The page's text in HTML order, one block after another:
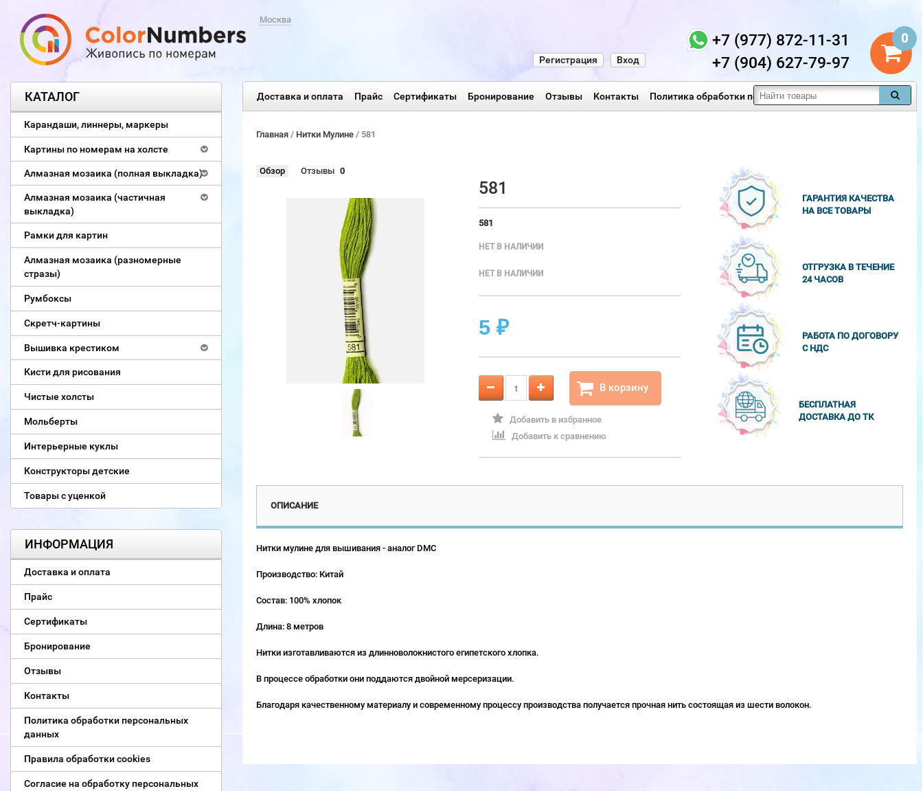
Москва
0
+7 (977) 872-11-31
+7 (904) 627-79-97
Вход
Регистрация
Доставка и оплата Прайс Сертификаты Бронирование Отзывы Контакты Политика обработки персональных данных
КАТАЛОГ
Карандаши, линнеры, маркеры
Картины по номерам на холсте
Алмазная мозаика (полная выкладка)
Алмазная мозаика (частичная
выкладка)
Рамки для картин
Алмазная мозаика (разномерные
стразы)
Румбоксы
Скретч-картины
Вышивка крестиком
Кисти для рисования
Чистые холсты
Мольберты
Интерьерные куклы
Конструкторы детские
Товары с уценкой
ИНФОРМАЦИЯ
Доставка и оплата
Прайс
Сертификаты
Бронирование
Отзывы
Контакты
Политика обработки персональных
данных
Правила обработки cookies
Согласие на обработку персональных
Главная/ Нитки Мулине / 581
Обзор Отзывы 0
581
581
НЕТ В НАЛИЧИИ
НЕТ В НАЛИЧИИ
5 ₽
В корзину
Добавить в избранное
Добавить к сравнению
ГАРАНТИЯ КАЧЕСТВА
НА ВСЕ ТОВАРЫ
ОТГРУЗКА В ТЕЧЕНИЕ
24 ЧАСОВ
РАБОТА ПО ДОГОВОРУ
С НДС
БЕСПЛАТНАЯ
ДОСТАВКА ДО ТК
ОПИСАНИЕ
Нитки мулине для вышивания - аналог DMC
Производство: Китай
Состав: 100% хлопок
Длина: 8 метров
Нитки изготавливаются из длинноволокнистого египетского хлопка.
В процессе обработки они поддаются двойной мерсеризации.
Благодаря качественному материалу и современному процессу производства получается прочная нить состоящая из шести волокон.